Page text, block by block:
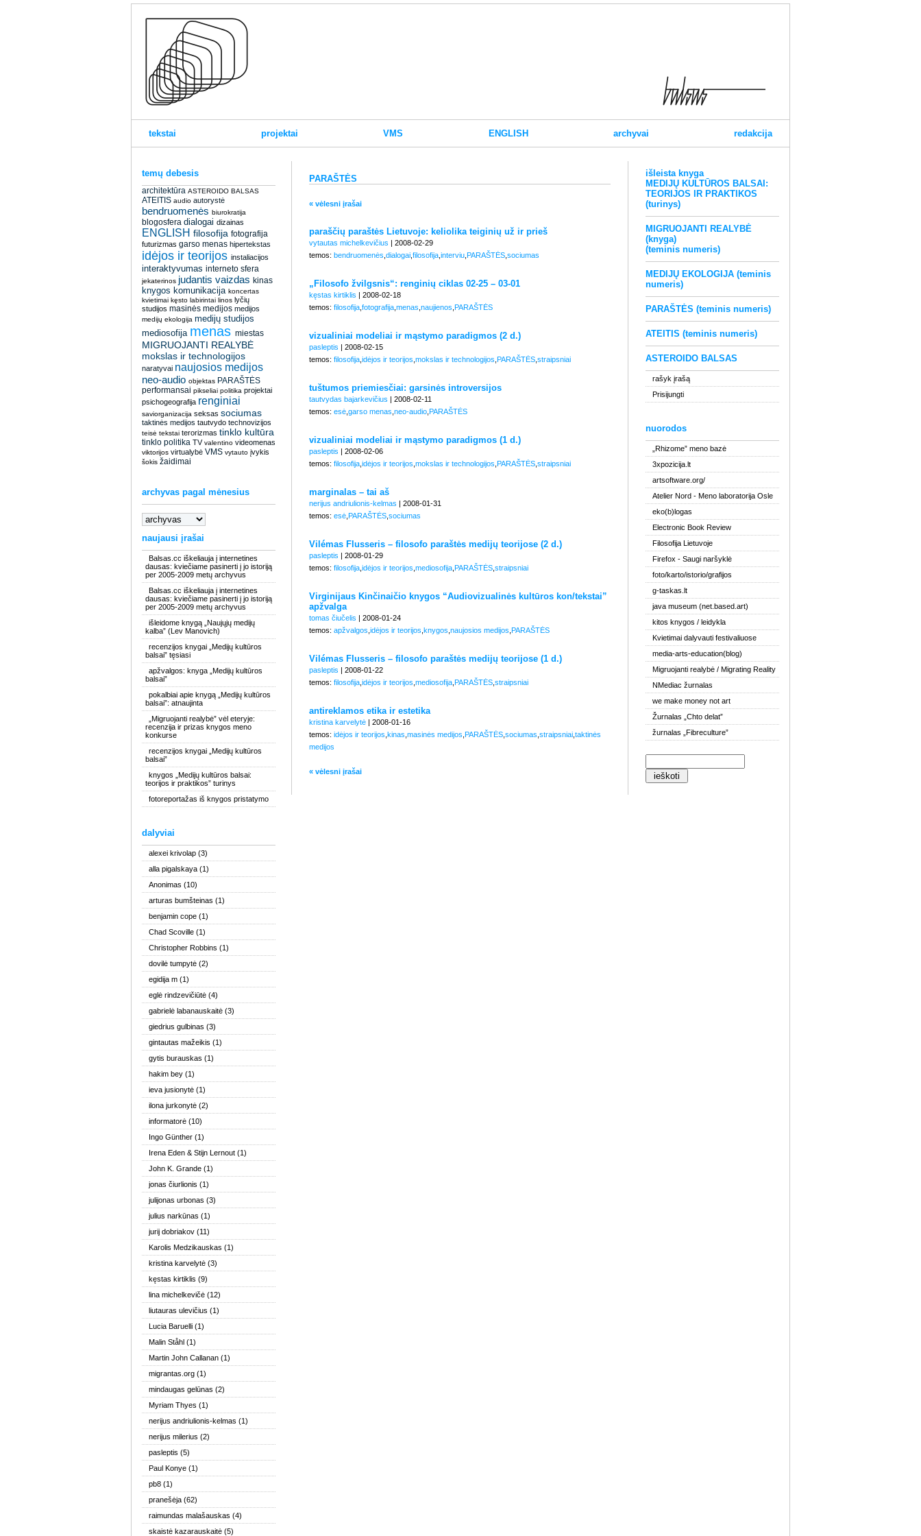
tekstai projektai VMS ENGLISH archyvai redakcija
temų debesis
architektūra ASTEROIDO BALSAS
ATEITIS audio autorystė
bendruomenės biurokratija
blogosfera dialogai dizainas
ENGLISH filosofija fotografija
futurizmas garso menas hipertekstas
idėjos ir teorijos instaliacijos
interaktyvumas interneto sfera
jekaterinos judantis vaizdas kinas
knygos komunikacija koncertas
kvietimai kęsto labirintai linos lyčių
studijos masinės medijos medijos
medijų ekologija medijų studijos
mediosofija menas miestas
MIGRUOJANTI REALYBĖ
mokslas ir technologijos
naratyvai naujosios medijos
neo-audio objektas PARAŠTĖS
performansai pikseliai politika projektai
psichogeografija renginiai
saviorganizacija seksas sociumas
taktinės medijos tautvydo technovizijos
teisė tekstai terorizmas tinklo kultūra
tinklo politika TV valentino videomenas
viktorijos virtualybė VMS vytauto įvykis
šokis žaidimai
archyvas pagal mėnesius
naujausi įrašai
Balsas.cc iškeliauja į internetines
dausas: kviečiame pasinerti į jo istoriją
per 2005-2009 metų archyvus
Balsas.cc iškeliauja į internetines
dausas: kviečiame pasinerti į jo istoriją
per 2005-2009 metų archyvus
išleidome knygą „Naujųjų medijų
kalba” (Lev Manovich)
recenzijos knygai „Medijų kultūros
balsai” tęsiasi
apžvalgos: knyga „Medijų kultūros
balsai”
pokalbiai apie knygą „Medijų kultūros
balsai”: atnaujinta
„Migruojanti realybė” vėl eteryje:
recenzija ir prizas knygos meno
konkurse
recenzijos knygai „Medijų kultūros
balsai”
knygos „Medijų kultūros balsai:
teorijos ir praktikos” turinys
fotoreportažas iš knygos pristatymo
dalyviai
alexei krivolap (3)
alla pigalskaya (1)
Anonimas (10)
arturas bumšteinas (1)
benjamin cope (1)
Chad Scoville (1)
Christopher Robbins (1)
dovilė tumpytė (2)
egidija m (1)
eglė rindzevičiūtė (4)
gabrielė labanauskaitė (3)
giedrius gulbinas (3)
gintautas mažeikis (1)
gytis burauskas (1)
hakim bey (1)
ieva jusionytė (1)
ilona jurkonytė (2)
informatorė (10)
Ingo Günther (1)
Irena Eden & Stijn Lernout (1)
John K. Grande (1)
jonas čiurlionis (1)
julijonas urbonas (3)
julius narkūnas (1)
jurij dobriakov (11)
Karolis Medzikauskas (1)
kristina karvelytė (3)
kęstas kirtiklis (9)
lina michelkevičė (12)
liutauras ulevičius (1)
Lucia Baruelli (1)
Malin Ståhl (1)
Martin John Callanan (1)
migrantas.org (1)
mindaugas gelūnas (2)
Myriam Thyes (1)
nerijus andriulionis-kelmas (1)
nerijus milerius (2)
pasleptis (5)
Paul Konye (1)
pb8 (1)
pranešėja (62)
raimundas malašauskas (4)
skaistė kazarauskaitė (5)
išleista knyga
MEDIJŲ KULTŪROS BALSAI:
TEORIJOS IR PRAKTIKOS
(turinys)
MIGRUOJANTI REALYBĖ
(knyga)
(teminis numeris)
MEDIJŲ EKOLOGIJA (teminis
numeris)
PARAŠTĖS (teminis numeris)
ATEITIS (teminis numeris)
ASTEROIDO BALSAS
rašyk įrašą
Prisijungti
nuorodos
„Rhizome” meno bazė
3xpozicija.lt
artsoftware.org/
Atelier Nord - Meno laboratorija Osle
eko(b)logas
Electronic Book Review
Filosofija Lietuvoje
Firefox - Saugi naršyklė
foto/karto/istorio/grafijos
g-taskas.lt
java museum (net.based.art)
kitos knygos / leidykla
Kvietimai dalyvauti festivaliuose
media-arts-education(blog)
Migruojanti realybė / Migrating Reality
NMediac žurnalas
we make money not art
Žurnalas „Chto delat”
žurnalas „Fibreculture”
PARAŠTĖS
« vėlesni įrašai
paraščių paraštės Lietuvoje: keliolika teiginių už ir prieš
vytautas michelkevičius | 2008-02-29
temos: bendruomenės dialogai filosofija interviu PARAŠTĖS sociumas
„Filosofo žvilgsnis“: renginių ciklas 02-25 – 03-01
kęstas kirtiklis | 2008-02-18
temos: filosofija fotografija menas naujienos PARAŠTĖS
vizualiniai modeliai ir mąstymo paradigmos (2 d.)
pasleptis | 2008-02-15
temos: filosofija idėjos ir teorijos mokslas ir technologijos PARAŠTĖS straipsniai
tuštumos priemiesčiai: garsinės introversijos
tautvydas bajarkevičius | 2008-02-11
temos: esė garso menas neo-audio PARAŠTĖS
vizualiniai modeliai ir mąstymo paradigmos (1 d.)
pasleptis | 2008-02-06
temos: filosofija idėjos ir teorijos mokslas ir technologijos PARAŠTĖS straipsniai
marginalas – tai aš
nerijus andriulionis-kelmas | 2008-01-31
temos: esė PARAŠTĖS sociumas
Vilémas Flusseris – filosofo paraštės medijų teorijose (2 d.)
pasleptis | 2008-01-29
temos: filosofija idėjos ir teorijos mediosofija PARAŠTĖS straipsniai
Virginijaus Kinčinaičio knygos “Audiovizualinės kultūros kon/tekstai”
apžvalga
tomas čiučelis | 2008-01-24
temos: apžvalgos idėjos ir teorijos knygos naujosios medijos PARAŠTĖS
Vilémas Flusseris – filosofo paraštės medijų teorijose (1 d.)
pasleptis | 2008-01-22
temos: filosofija idėjos ir teorijos mediosofija PARAŠTĖS straipsniai
antireklamos etika ir estetika
kristina karvelytė | 2008-01-16
temos: idėjos ir teorijos kinas masinės medijos PARAŠTĖS sociumas straipsniai taktinės
medijos
« vėlesni įrašai